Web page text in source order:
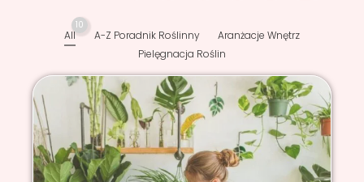
All
10
A-Z Poradnik Roślinny
Aranżacje Wnętrz
Pielęgnacja Roślin